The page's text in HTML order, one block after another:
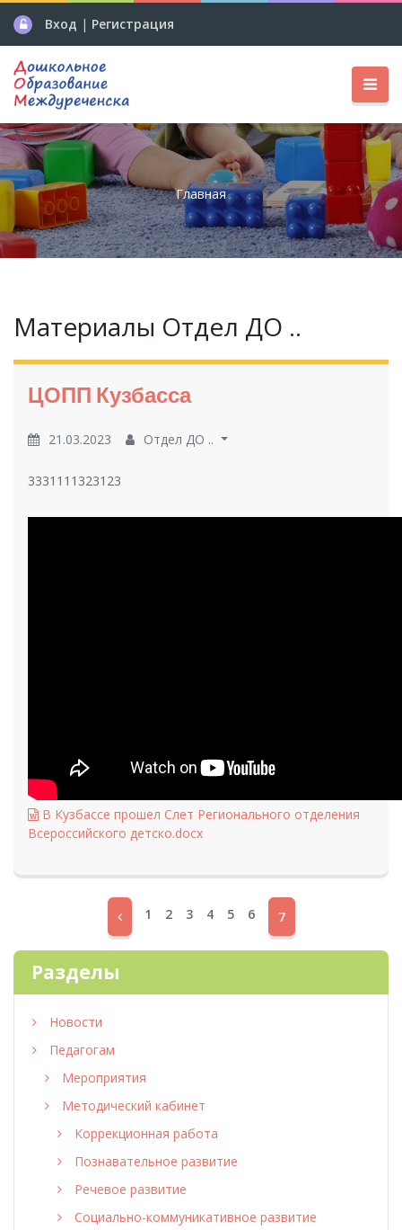
Вход | Регистрация
Главная
Материалы Отдел ДО ..
ЦОПП Кузбасса
21.03.2023 Отдел ДО ..
3331111323123
В Кузбассе прошел Слет Регионального отделения
Всероссийского детско.docx
1 2 3 4 5 6 7
Разделы
Новости
Педагогам
Мероприятия
Методический кабинет
Коррекционная работа
Познавательное развитие
Речевое развитие
Социально-коммуникативное развитие